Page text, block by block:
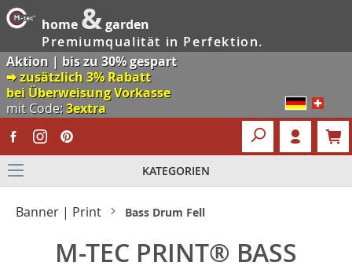
home &garden
Premiumqualität in Perfektion.
Aktion | bis zu 30% gespart
🠮 zusätzlich 3% Rabatt
bei Überweisung Vorkasse
mit Code:3extra
KATEGORIEN
Banner | Print Bass Drum Fell
M-TEC PRINT® BASS